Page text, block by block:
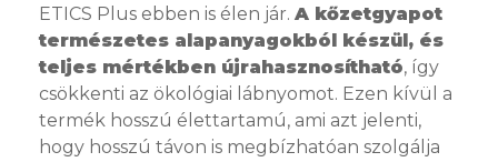
ETICS Plus ebben is élen jár. A kőzetgyapot
természetes alapanyagokból készül, és
teljes mértékben újrahasznosítható, így
csökkenti az ökológiai lábnyomot. Ezen kívül a
termék hosszú élettartamú, ami azt jelenti,
hogy hosszú távon is megbízhatóan szolgálja